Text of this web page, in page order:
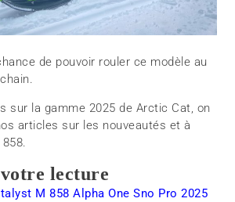
de pouvoir rouler ce modèle au
sur la gamme 2025 de Arctic Cat, on
articles sur les nouveautés et à
lecture
M 858 Alpha One Sno Pro 2025